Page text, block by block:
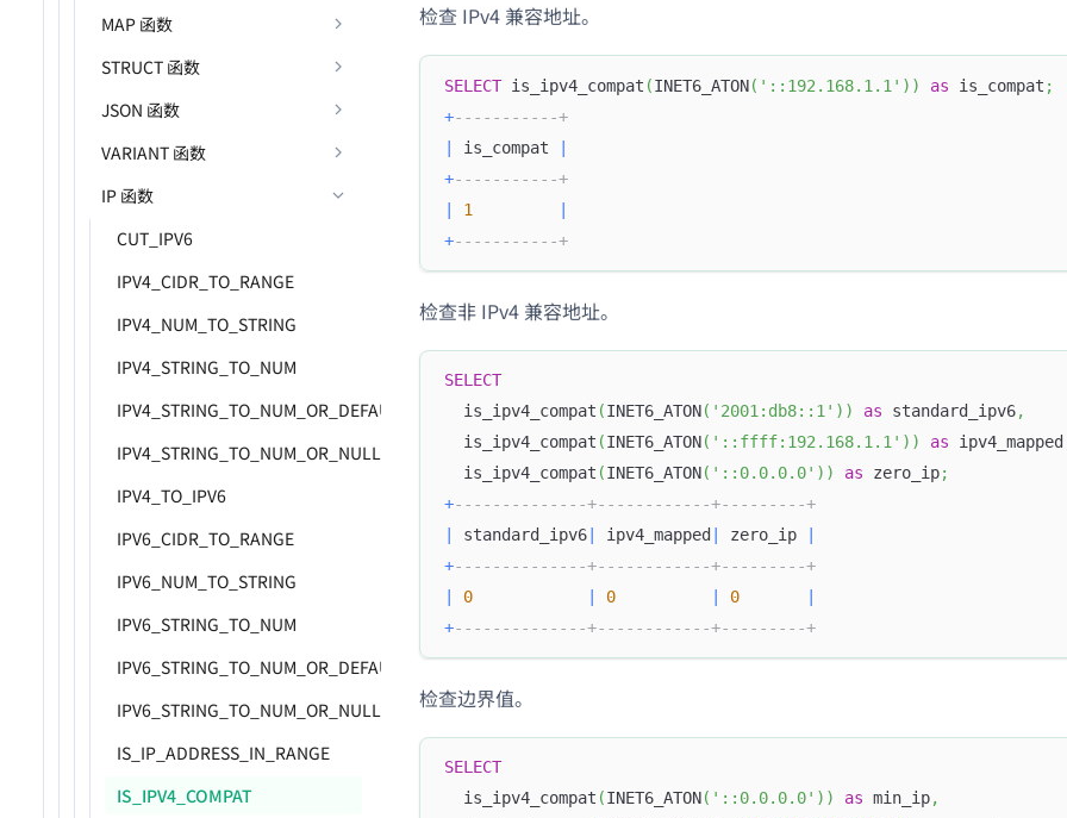
MAP 函数
STRUCT 函数
JSON 函数
VARIANT 函数
IP 函数
CUT_IPV6
IPV4_CIDR_TO_RANGE
IPV4_NUM_TO_STRING
IPV4_STRING_TO_NUM
IPV4_STRING_TO_NUM_OR_DEFAULT
IPV4_STRING_TO_NUM_OR_NULL
IPV4_TO_IPV6
IPV6_CIDR_TO_RANGE
IPV6_NUM_TO_STRING
IPV6_STRING_TO_NUM
IPV6_STRING_TO_NUM_OR_DEFAULT
IPV6_STRING_TO_NUM_OR_NULL
IS_IP_ADDRESS_IN_RANGE
IS_IPV4_COMPAT
检查 IPv4 兼容地址。
SELECT is_ipv4_compat (INET6_ATON( '::192.168.1.1' ) ) as is_compat ;
+-----------+
is_compat
+-----------+
1
+-----------+
检查非 IPv4 兼容地址。
SELECT
  is_ipv4_compat
(INET6_ATON( '2001:db8::1' ) ) as standard_ipv6,
  is_ipv4_compat
(INET6_ATON( '::ffff:192.168.1.1' ) ) as ipv4_mapped
  is_ipv4_compat
(INET6_ATON( '::0.0.0.0' ) ) as zero_ip;
+--------------+------------+---------+
standard_ipv6 ipv4_mapped zero_ip
+--------------+------------+---------+
0 0 0
+--------------+------------+---------+
检查边界值。
SELECT
  is_ipv4_compat
(INET6_ATON( '::0.0.0.0' ) ) as min_ip,